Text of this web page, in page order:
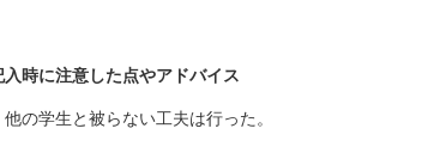
時に注意した点やアドバイス
の学生と被らない工夫は行った。